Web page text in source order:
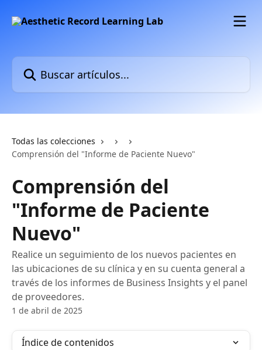
Buscar artículos...
Todas las colecciones
Comprensión del "Informe de Paciente Nuevo"
Comprensión del
"Informe de Paciente
Nuevo"
Realice un seguimiento de los nuevos pacientes en
las ubicaciones de su clínica y en su cuenta general a
través de los informes de Business Insights y el panel
de proveedores.
1 de abril de 2025
Índice de contenidos